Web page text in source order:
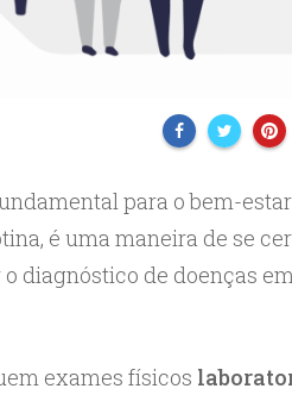
para o bem-
é uma maneira de se
diagnóstico de doenças
exames físicos